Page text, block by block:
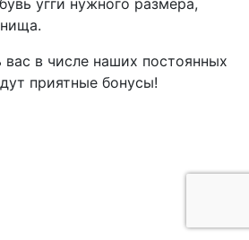
угги нужного размера,
в числе наших постоянных
приятные бонусы!